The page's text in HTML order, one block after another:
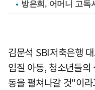
방은희, 어머니 고
김문석 SBI저축은행
임질 아동, 청소년들
동을 펼쳐나갈 것"이